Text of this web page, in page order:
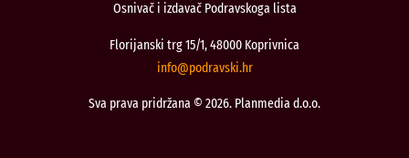
Osnivač i izdavač Podravskoga lista
Florijanski trg 15/1, 48000 Koprivnica
rh.iksvardop
@ofni
Sva prava pridržana © 2026. Planmedia d.o.o.